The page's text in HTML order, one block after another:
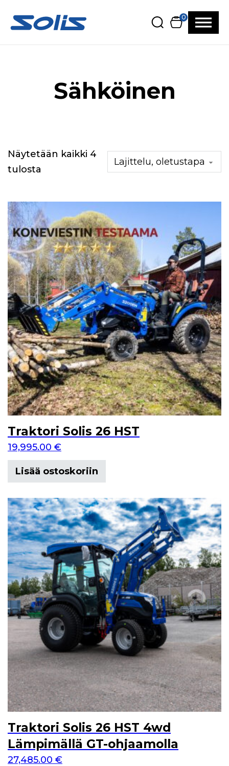
0
Sähköinen
Näytetään kaikki 4
tulosta
Traktori Solis 26 HST
19,995.00 €
Lisää ostoskoriin
Traktori Solis 26 HST 4wd
Lämpimällä GT-ohjaamolla
27,485.00 €